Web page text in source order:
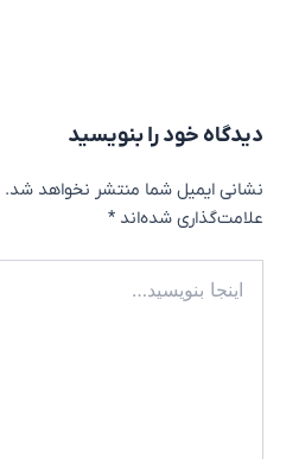
دیدگاه‌ خود را بنویسید
نشانی ایمیل شما منتشر نخواهد شد.
علامت‌گذاری شده‌اند *
بنویسید…